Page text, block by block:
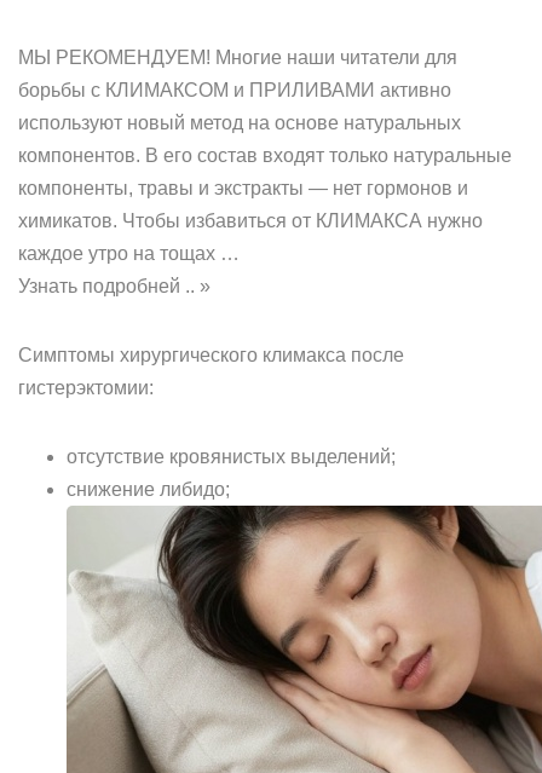
МЫ РЕКОМЕНДУЕМ! Многие наши читатели для
борьбы с КЛИМАКСОМ и ПРИЛИВАМИ активно
используют новый метод на основе натуральных
компонентов. В его состав входят только натуральные
компоненты, травы и экстракты — нет гормонов и
химикатов. Чтобы избавиться от КЛИМАКСА нужно
каждое утро на тощах …
Узнать подробней .. »
Симптомы хирургического климакса после
гистерэктомии:
отсутствие кровянистых выделений;
снижение либидо;